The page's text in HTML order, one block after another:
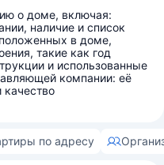
о доме, включая:
наличие и список
в доме,
такие как год
и использованные
компании: её
качество
по адресу